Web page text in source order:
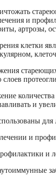
и
артрозы,
клетки
и
для
и
и